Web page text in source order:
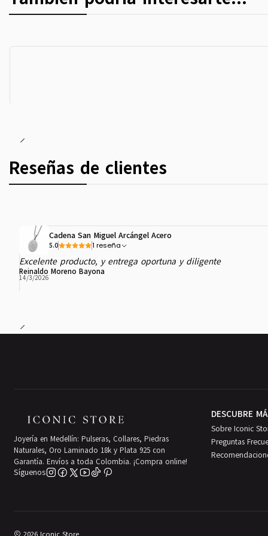
Reseñas de clientes
Cadena San Miguel Arcángel Acero
5.0 1 reseña
Excelente producto, y entrega oportuna y diligente
Reinaldo Moreno Bayona
14/3/2026
Joyería en Medellín: Pulseras, Collares, Piedras
Naturales, Oro Laminado 18k y Plata 925 con
Garantía. Envíos a toda Colombia. ¡Compra online!
Síguenos
DESCUBRE
Sobre Iconic
Preguntas
2026 Iconic Store.